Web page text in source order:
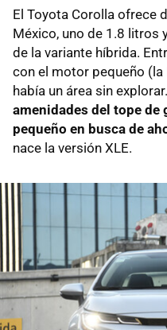
El Toyota Corolla ofrece
México, uno de 1.8 litros
de la variante híbrida.
con el motor pequeño (la
había un área sin explorar.
amenidades del tope de
pequeño en busca de
nace la versión XLE.